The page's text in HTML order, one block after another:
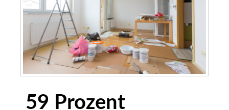
59 Prozent